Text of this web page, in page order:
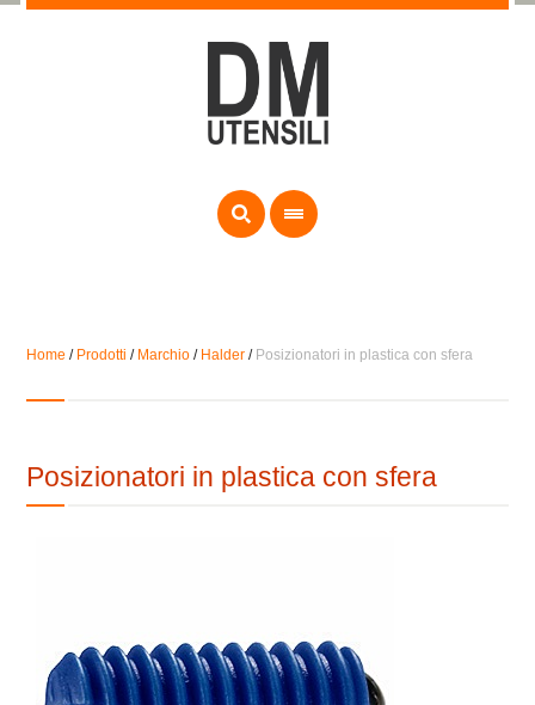
Home / Prodotti / Marchio / Halder / Posizionatori in plastica con sfera
Posizionatori in plastica con sfera